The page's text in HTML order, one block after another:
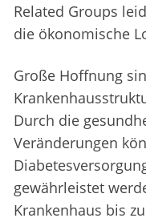
Related Groups
die ökonomische
Große Hoffnung
Durch die
Veränderungen
gewährleistet
Krankenhaus bis